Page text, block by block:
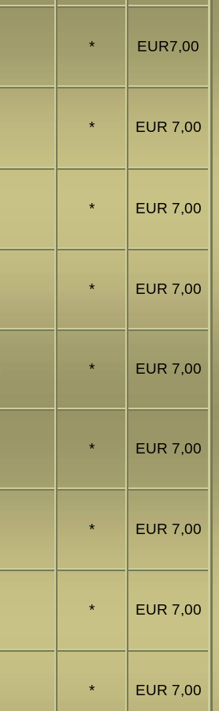
* EUR7,00
* EUR 7,00
* EUR 7,00
* EUR 7,00
* EUR 7,00
* EUR 7,00
* EUR 7,00
* EUR 7,00
* EUR 7,00